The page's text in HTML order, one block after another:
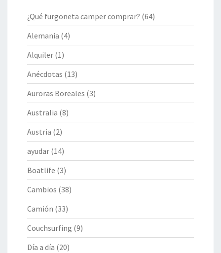
¿Qué furgoneta camper comprar? (64)
Alemania (4)
Alquiler (1)
Anécdotas (13)
Auroras Boreales (3)
Australia (8)
Austria (2)
ayudar (14)
Boatlife (3)
Cambios (38)
Camión (33)
Couchsurfing (9)
Día a día (20)